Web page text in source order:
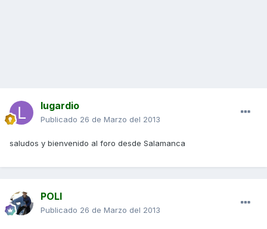
lugardio
Publicado 26 de Marzo del 2013
saludos y bienvenido al foro desde Salamanca
POLI
Publicado 26 de Marzo del 2013